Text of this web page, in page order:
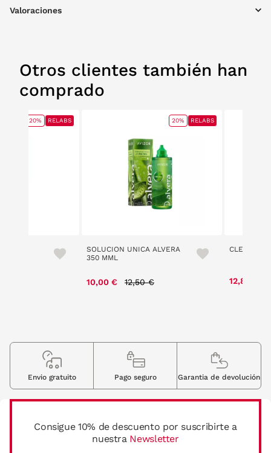
Valoraciones
Otros clientes también han
comprado
20% RELABS
SOLUCION UNICA ALVERA
350 MML
10,00 € 12,50 €
20% RELABS
CLEADEW
12,80 €
Consigue 10% de descuento por suscribirte a
nuestra Newsletter
Envio gratuito Pago seguro Garantia de devolución